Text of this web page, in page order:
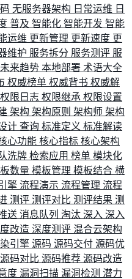
无服务器架构 日常运维 日
普及 智能化 智能开发 智能
运维 更新管理 更新速度 更
维护 服务拆分 服务测评 服
未来趋势 本地部署 术语大全
权威榜单 权威背书 权威解
权限日志 权限继承 权限设置
架构 架构原则 架构师 架构
计 查询 标准定义 标准解读
心功能 核心指标 核心架构
洗牌 检索应用 榜单 模块化
数量 模板管理 模板结合 横
擎 流程演示 流程管理 流程
测评 测评对比 测评结果 测
送 消息队列 淘汰 深入 深入
改造 深度测评 混合云架构
引擎 源码 源码交付 源码优
源码对比 源码推荐 源码改造
度 漏洞扫描 漏洞检测 潜力